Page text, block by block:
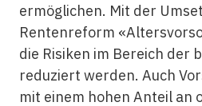
ermöglichen. Mit der
Rentenreform
die Risiken im Bereich der
reduziert werden. Auch
mit einem hohen Anteil an